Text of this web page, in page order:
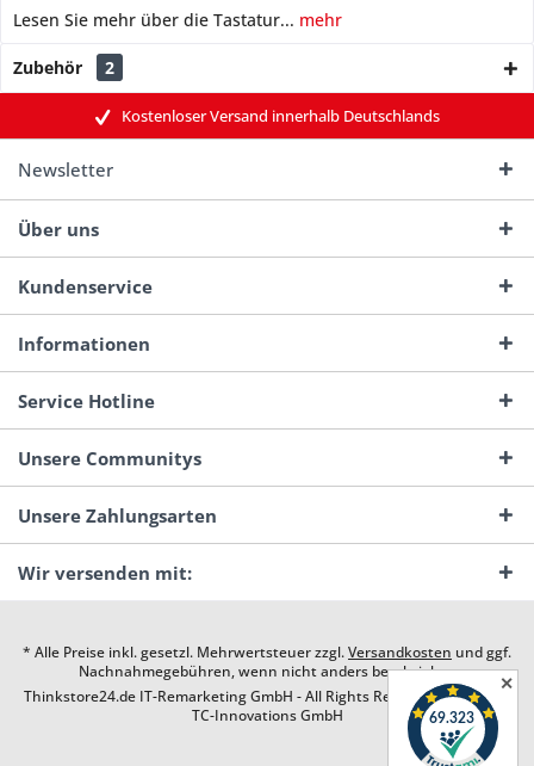
Lesen Sie mehr über die Tastatur... mehr
Zubehör 2
Kostenloser Versand innerhalb Deutschlands
Newsletter
Über uns
Kundenservice
Informationen
Service Hotline
Unsere Communitys
Unsere Zahlungsarten
Wir versenden mit:
* Alle Preise inkl. gesetzl. Mehrwertsteuer zzgl.Versandkosten und ggf.
Nachnahmegebühren, wenn nicht anders beschrieben
Thinkstore24.de IT-Remarketing GmbH - All Rights Reserved. Design by
TC-Innovations GmbH
✕